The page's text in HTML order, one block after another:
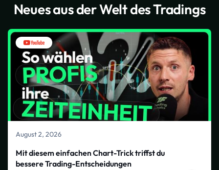
Neues aus der Welt des Tradings
August 2, 2026
Mit diesem einfachen Chart-Trick triffst du
bessere Trading-Entscheidungen